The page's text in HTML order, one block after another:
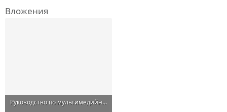
Вложения
Руководство по мультимедийной системе Belgee X50.pdf